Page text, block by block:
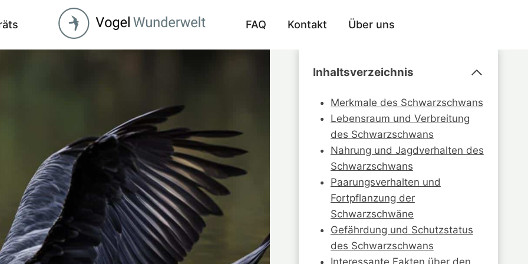
FAQ Kontakt Über uns
Inhaltsverzeichnis
Merkmale des Schwarzschwans
Lebensraum und Verbreitung
des Schwarzschwans
Nahrung und Jagdverhalten des
Schwarzschwans
Paarungsverhalten und
Fortpflanzung der
Schwarzschwäne
Gefährdung und Schutzstatus
des Schwarzschwans
Interessante Fakten über den